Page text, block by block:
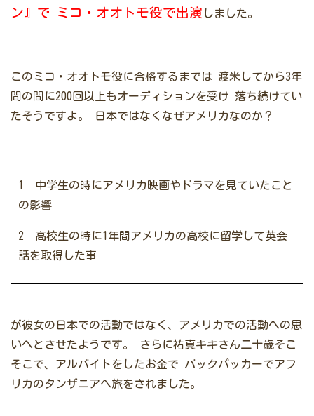
ン』で
ミコ・オオトモ役で出演 しました。
このミコ・オオトモ役に合格するまでは 渡米してから3年
間の間に200回以上もオーディションを受け 落ち続けてい
たそうですよ。
日本ではなくなぜアメリカなのか？
1 中学生の時にアメリカ映画やドラマを見ていたこと
の影響
2 高校生の時に1年間アメリカの高校に留学して英会
話を取得した事
が彼女の日本での活動ではなく、アメリカでの活動への思
いへとさせたようです。
さらに祐真キキさん二十歳そこ
そこで、アルバイトをしたお金で バックパッカーでアフ
リカのタンザニアへ旅をされました。